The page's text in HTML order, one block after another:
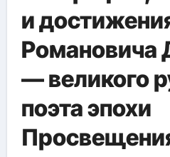
и
Романовича
— великого
поэта эпохи